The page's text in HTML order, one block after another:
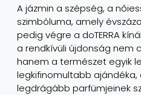
A jázmin a szépség, a
szimbóluma, amely
pedig végre a doTERRA
a rendkívüli újdonság nem
hanem a természet egyik
legkifinomultabb ajándéka,
legdrágább parfümjeinek